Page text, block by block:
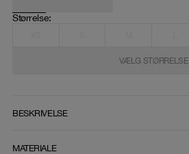
Størrelse:
VÆLG STØRRELSE
BESKRIVELSE
MATERIALE